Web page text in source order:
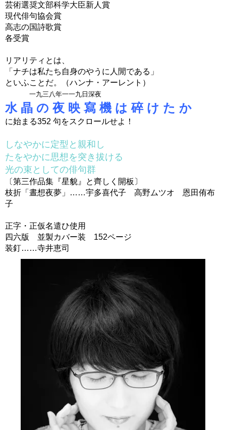
芸術選奨文部科学大臣新人賞
現代俳句協会賞
高志の国詩歌賞
各受賞
リアリティとは、
「ナチは私たち自身のやうに人閒である」
といふことだ。（ハンナ・アーレント）
一九三八年一一九日深夜
水 晶 の 夜 映 寫 機 は 碎 け た か
に始まる352 句をスクロールせよ！
しなやかに定型と親和し
たをやかに思想を突き拔ける
光の束としての俳句群
〔第三作品集『星貌』と齊しく開板〕
枝折「晝想夜夢」……宇多喜代子 高野ムツオ 恩田侑布
子
正字・正仮名遣ひ使用
四六版 並製カバー装 152ページ
装釘……寺井恵司